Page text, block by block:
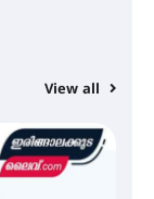
View all